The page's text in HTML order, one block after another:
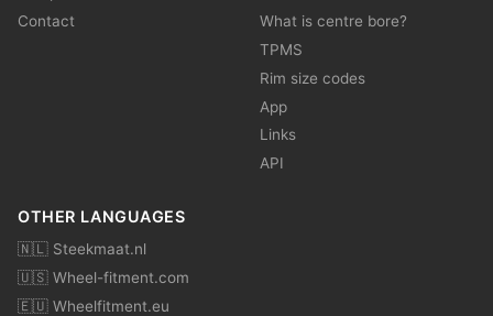
Contact
What is centre bore?
TPMS
Rim size codes
App
Links
API
OTHER LANGUAGES
🇳🇱 Steekmaat.nl
🇺🇸 Wheel-fitment.com
🇪🇺 Wheelfitment.eu